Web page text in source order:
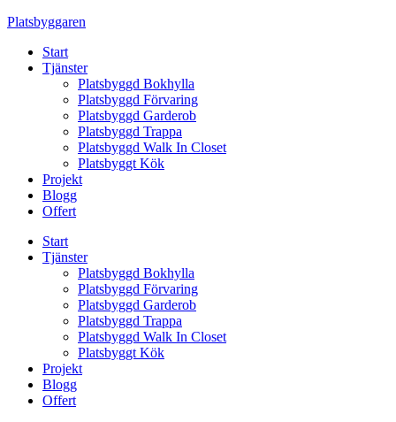
Skip
content
Platsbyggaren
Start
Tjänster
Platsbyggd Bokhylla
Platsbyggd Förvaring
Platsbyggd Garderob
Platsbyggd Trappa
Platsbyggd Walk In Closet
Platsbyggt Kök
Projekt
Blogg
Offert
Start
Tjänster
Platsbyggd Bokhylla
Platsbyggd Förvaring
Platsbyggd Garderob
Platsbyggd Trappa
Platsbyggd Walk In Closet
Platsbyggt Kök
Projekt
Blogg
Offert